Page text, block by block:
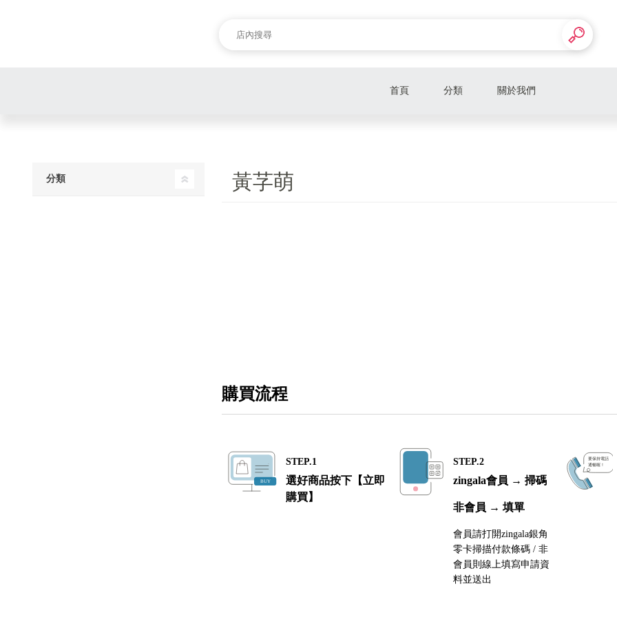
首頁 分類 關於我們
黃芓萌
購買流程
STEP.1
選好商品按下【立即
購買】
STEP.2
zingala會員 → 掃碼
非會員 → 填單
會員請打開zingala銀角
零卡掃描付款條碼 / 非
會員則線上填寫申請資
料並送出
分類